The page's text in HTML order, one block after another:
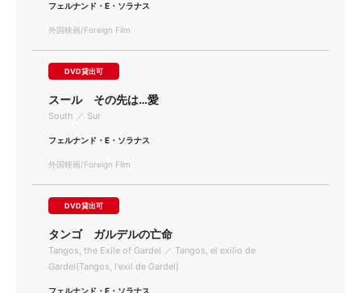
フェルナンド・E・ソラナス
外国映画/Foreign Film
DVD貸出可
スール その先は…愛
South ／ Sur
フェルナンド・E・ソラナス
外国映画/Foreign Film
DVD貸出可
タンゴ ガルデルの亡命
Tangos, the Exile of Gardel ／ Tangos, el exilio de
Gardel(Tangos, l'exil de Gardel)
フェルナンド・E・ソラナス